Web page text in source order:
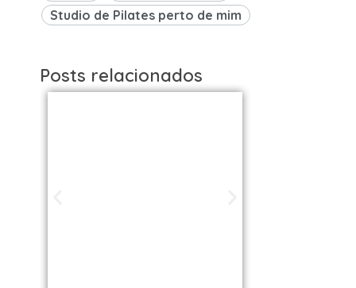
Studio de Pilates perto de mim
Posts relacionados